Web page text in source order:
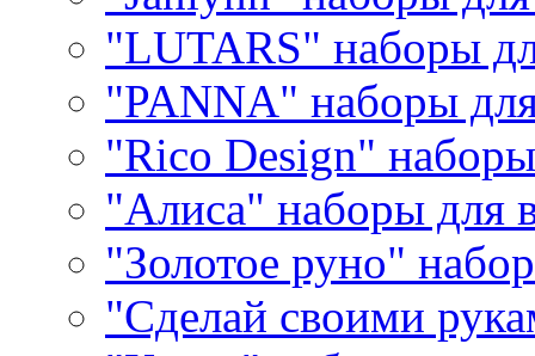
"LUTARS" наборы
"PANNA" наборы
"Rico Design"
"Алиса" наборы для
"Золотое руно"
"Сделай своими